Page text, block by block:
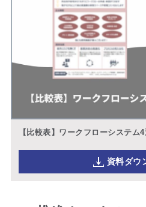
【比較表】ワークフローシステム
資料ダウ